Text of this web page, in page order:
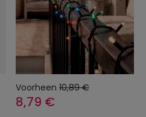
Voorheen 10,89 €
8,79 €